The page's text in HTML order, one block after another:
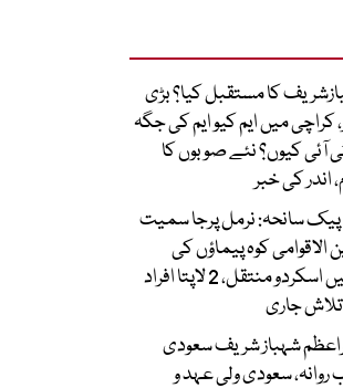
کا مستقبل کیا؟ بڑی
کراچی میں ایم کیو ایم کی جگہ
آئی کیوں؟ نئے صوبوں کا
اندر کی خبر
پیک سانحہ: نرمل پرجا سمیت
الاقوامی کوہ پیماؤں کی
لاشیں اسکردو منتقل، 2 لاپتا افراد
جاری
شہباز شریف سعودی
سعودی ولی عہد و